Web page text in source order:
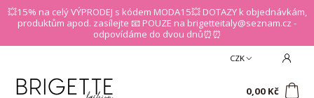
💥15% na celý VÝPRODEJ s kódem MODA15💥 DOTAZY k objednávkám,
produktům apod. zasílejte 📧 POUZE na brigetteitaly@seznam.cz -
odpovídáme do dvou dnů⏰⏰
CZK
0,00 Kč